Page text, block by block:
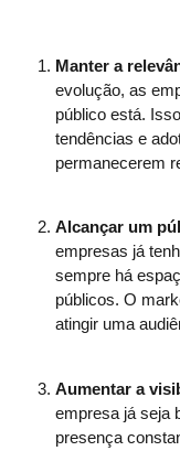
Manter a
evolução, as
público está.
tendências e
permanecerem
Alcançar um
empresas já
sempre há
públicos. O
atingir uma
Aumentar a
empresa já seja
presença